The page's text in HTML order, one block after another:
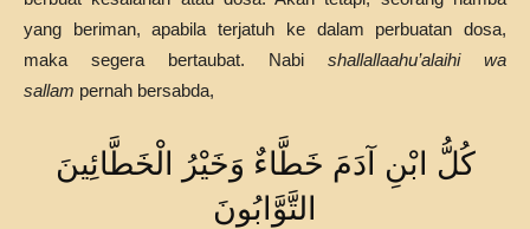
yang beriman, apabila terjatuh ke dalam perbuatan dosa,
maka segera bertaubat. Nabi shallallaahu’alaihi wa
sallam pernah bersabda,
كُلُّ ابْنِ آدَمَ خَطَّاءٌ وَخَيْرُ الْخَطَّائِينَ
التَّوَّابُونَ